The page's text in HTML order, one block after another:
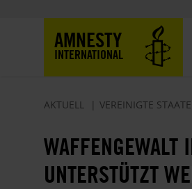
AMNESTY
INTERNATIONAL
AKTUELL VEREINIGTE
WAFFENGEWALT
UNTERSTÜTZT